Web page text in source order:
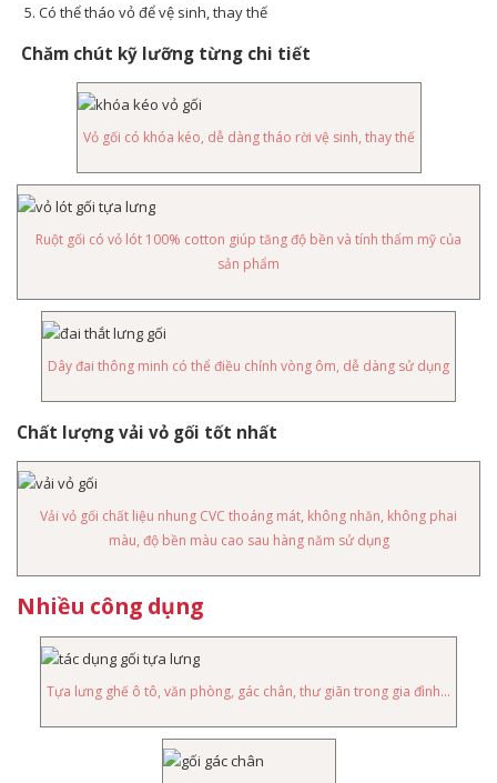
Có thể tháo vỏ để vệ sinh, thay thế
Chăm chút kỹ lưỡng từng chi tiết
Vỏ gối có khóa kéo, dễ dàng tháo rời vệ sinh, thay thế
Ruột gối có vỏ lót 100% cotton giúp tăng độ bền và tính thẩm mỹ của
sản phẩm
Dây đai thông minh có thể điều chỉnh vòng ôm, dễ dàng sử dụng
Chất lượng vải vỏ gối tốt nhất
Vải vỏ gối chất liệu nhung CVC thoáng mát, không nhăn, không phai
màu, độ bền màu cao sau hàng năm sử dụng
Nhiều công dụng
Tựa lưng ghế ô tô, văn phòng, gác chân, thư giãn trong gia đình...